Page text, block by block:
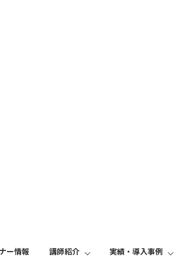
ー情報 講師紹介 実績・導入事例